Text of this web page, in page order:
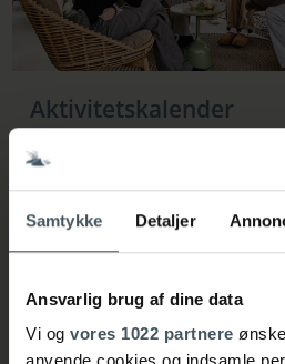
Samtykke Detaljer
Ansvarlig brug af dine data
Vi og vores 1022 partnere
Aktivitetskalender
Se alle de planlagte aktiviteter i
appen eller i
Se aktivitetskalenderen her